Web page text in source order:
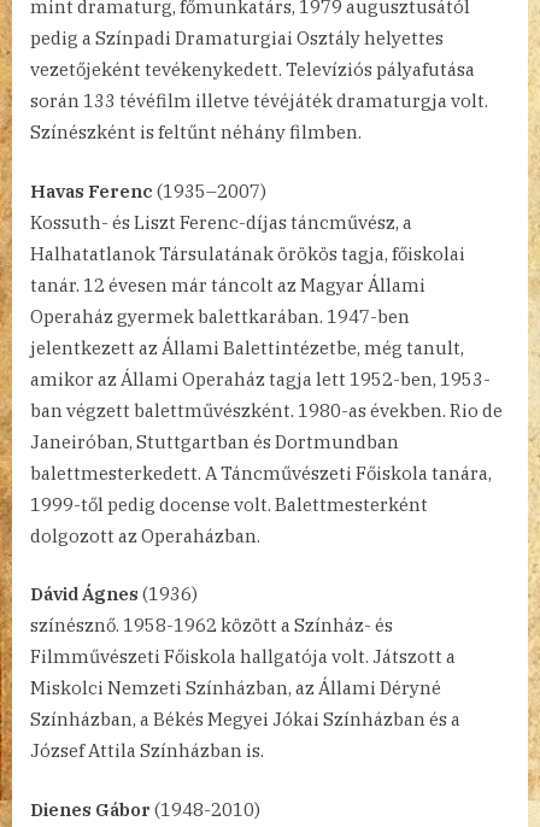
mint dramaturg, főmunkatárs, 1979 augusztusától
pedig a Színpadi Dramaturgiai Osztály helyettes
vezetőjeként tevékenykedett. Televíziós pályafutása
során 133 tévéfilm illetve tévéjáték dramaturgja volt.
Színészként is feltűnt néhány filmben.
Havas Ferenc (1935–2007)
Kossuth- és Liszt Ferenc-díjas táncművész, a
Halhatatlanok Társulatának örökös tagja, főiskolai
tanár. 12 évesen már táncolt az Magyar Állami
Operaház gyermek balettkarában. 1947-ben
jelentkezett az Állami Balettintézetbe, még tanult,
amikor az Állami Operaház tagja lett 1952-ben, 1953-
ban végzett balettművészként. 1980-as években. Rio de
Janeiróban, Stuttgartban és Dortmundban
balettmesterkedett. A Táncművészeti Főiskola tanára,
1999-től pedig docense volt. Balettmesterként
dolgozott az Operaházban.
Dávid Ágnes (1936)
színésznő. 1958-1962 között a Színház- és
Filmművészeti Főiskola hallgatója volt. Játszott a
Miskolci Nemzeti Színházban, az Állami Déryné
Színházban, a Békés Megyei Jókai Színházban és a
József Attila Színházban is.
Dienes Gábor (1948-2010)